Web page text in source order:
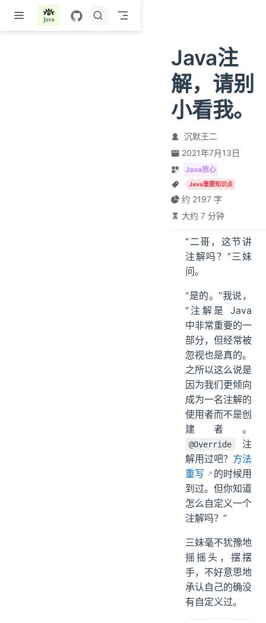
跳至主要內容
Java注
解，请别
小看我。
沉默王二
2021年7月13日
Java核心
Java重要知识点
约 2197 字
大约 7 分钟
“二哥，这节讲
注解吗？”三妹
问。
“是的。”我说，
“注解是 Java
中非常重要的一
部分，但经常被
忽视也是真的。
之所以这么说是
因为我们更倾向
成为一名注解的
使用者而不是创
建者。
@Override
注
解用过吧？ 方法
重写
的时候用
到过。但你知道
怎么自定义一个
注解吗？”
三妹毫不犹豫地
摇摇头，摆摆
手，不好意思地
承认自己的确没
有自定义过。